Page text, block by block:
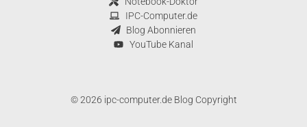
IPC-Computer.de
Blog Abonnieren
YouTube Kanal
© 2026 ipc-computer.de Blog Copyright